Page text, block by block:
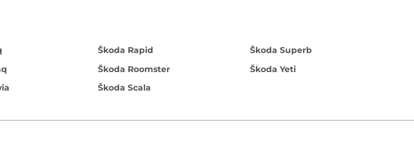
Škoda Rapid
Škoda Roomster
Škoda Scala
Škoda Superb
Škoda Yeti